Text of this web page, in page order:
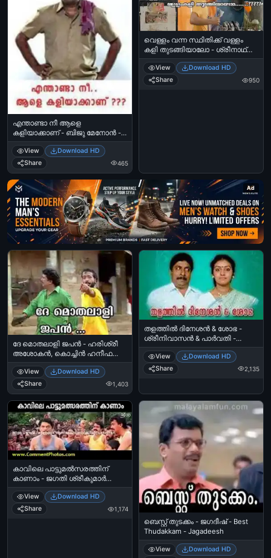
എന്താണ്ടാ നീ ആളെ
കളിയാക്കാണ് - ബിജു മേനോന്‍ -
Enthanda Nee Aale Kaliyakkanu -
Biju Menon
View
Download HD
Share
465
വെള്ളം വന്ന സ്ഥിതിക്ക് വള്ളം
കളി തുടങ്ങിയാലോ - ശ്രീനാഥ്
ഭാസി - Vellam Vanna Sthithikku
Vallam Kali Thudangiyaalo -
Sreenath Bhasi in Honey Bee
View
Download HD
Share
950
Ad
ദേ മൊതലാളി ജപന്‍ - ഹരിശ്രീ
അശോകന്‍, കൊച്ചിന്‍ ഹനീഫ
പഞ്ചാബിഹൗസ് - Dhe Mothalali
Japan - Harisree Ashokan, Kochin
Haneefa in Punjabi House
View
Download HD
Share
1,403
തളത്തിൽ ദിനേശൻ & ശോഭ -
ശ്രീനിവാസൻ & പാർവതി -
Thalathil Dineshan & Shobha -
Sreenivasan & Parvathi
View
Download HD
Share
2,135
കാവിലെ പാട്ടുമല്‍സരത്തിന്
കാണാം - ജഗതി ശ്രീകുമാര്‍
യോദ്ധ - Kaavile Pattumalsarathinu
Kaanaam - Jagathy Sreekumar
View
Download HD
Share
1,174
ബെസ്റ്റ് തുടക്കം - ജഗദീഷ് - Best
Thudakkam - Jagadeesh
View
Download HD